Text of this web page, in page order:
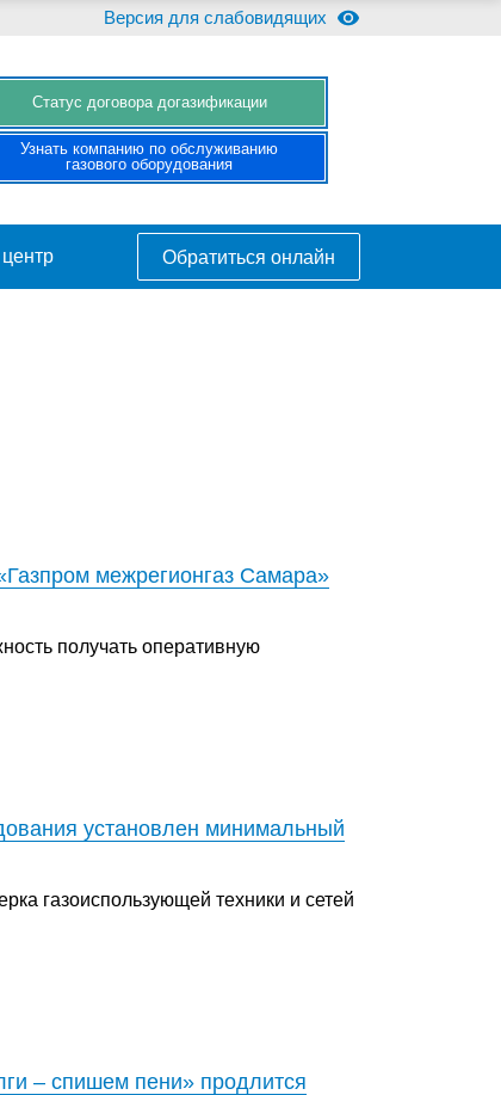
Версия для слабовидящих
Cтатус договора догазификации
Узнать компанию по обслуживанию
газового оборудования
Обратиться онлайн
межрегионгаз Самара»
получать оперативную
установлен минимальный
газоиспользующей техники и сетей
– спишем пени» продлится